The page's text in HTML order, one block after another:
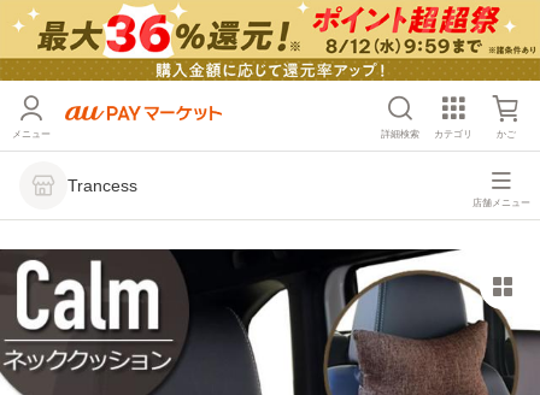
メニュー 詳細検索 カテゴリ かご
Trancess
店舗メニュー